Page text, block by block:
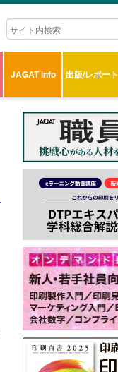
JAGAT info 出版/レポート